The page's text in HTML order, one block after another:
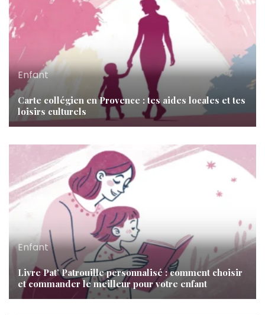
Enfant
Carte collégien en Provence : tes aides locales et tes
loisirs culturels
Enfant
Livre Pat’ Patrouille personnalisé : comment choisir
et commander le meilleur pour votre enfant